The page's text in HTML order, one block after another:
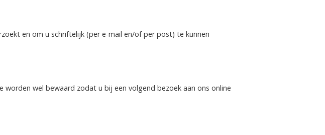
en om u schriftelijk (per e-mail en/of per post) te kunnen
wel bewaard zodat u bij een volgend bezoek aan ons online